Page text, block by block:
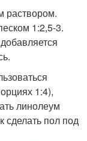
раствором.
1:2,5-3.
1:4),
линолеум
сделать пол под